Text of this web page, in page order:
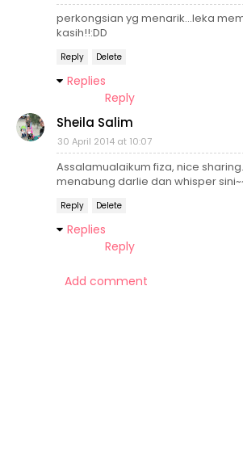
perkongsian yg menarik...leka
kasih!!:DD
Reply Delete
Replies
Reply
Sheila Salim
30 April 2014 at 10:07
Assalamualaikum fiza, nice
menabung darlie dan whisper
Reply Delete
Replies
Reply
Add comment